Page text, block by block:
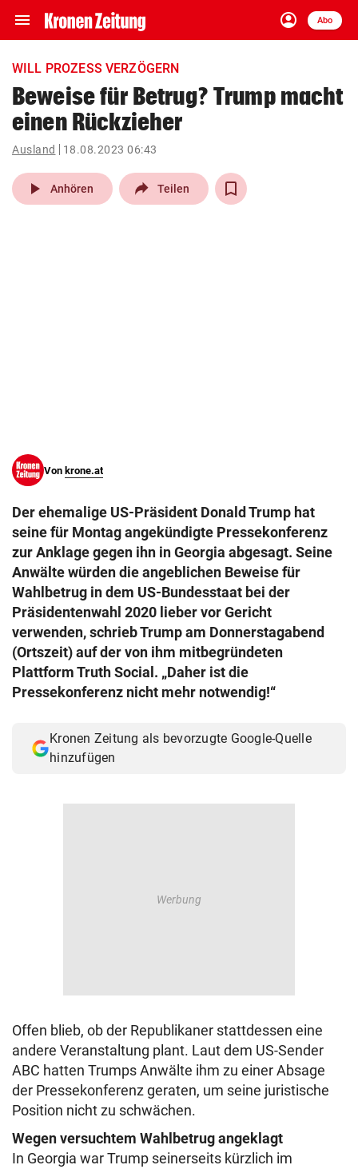
menu Navigation
ein-/ausklappen
account_circle
Anmelden
Abo
close Schließen
account_circle Anmelden
pin_drop
Wien arrow_right
WILL PROZESS VERZÖGERN
Beweise für Betrug? Trump macht
einen Rückzieher
Ausland 18.08.2023 06:43
play_arrow Anhören Teilen
Von krone.at
Der ehemalige US-Präsident Donald Trump hat
seine für Montag angekündigte Pressekonferenz
zur Anklage gegen ihn in Georgia abgesagt. Seine
Anwälte würden die angeblichen Beweise für
Wahlbetrug in dem US-Bundesstaat bei der
Präsidentenwahl 2020 lieber vor Gericht
verwenden, schrieb Trump am Donnerstagabend
(Ortszeit) auf der von ihm mitbegründeten
Plattform Truth Social. „Daher ist die
Pressekonferenz nicht mehr notwendig!“
Kronen Zeitung als bevorzugte Google-Quelle
hinzufügen
Offen blieb, ob der Republikaner stattdessen eine
andere Veranstaltung plant. Laut dem US-Sender
ABC hatten Trumps Anwälte ihm zu einer Absage
der Pressekonferenz geraten, um seine juristische
Position nicht zu schwächen.
Wegen versuchtem Wahlbetrug angeklagt
In Georgia war Trump seinerseits kürzlich im